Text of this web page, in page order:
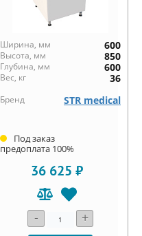
Ширина, мм 600
Высота, мм 850
Глубина, мм 600
Вес, кг 36
Бренд STR medical
Под заказ
предоплата 100%
36 625 ₽
- +